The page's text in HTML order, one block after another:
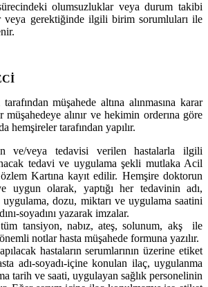
olumsuzluklar veya durum takibi
gerektiğinde ilgili birim sorumluları ile
müşahede altına alınmasına karar
müşahedeye alınır ve hekimin orderına göre
hemşireler tarafından yapılır.
ve/veya tedavisi verilen hastalarla ilgili
tedavi ve uygulama şekli mutlaka Acil
Kartına kayıt edilir. Hemşire doktorun
uygun olarak, yaptığı her tedavinin adı,
dozu, miktarı ve uygulama saatini
soyadını yazarak imzalar.
tansiyon, nabız, ateş, solunum, akş ile
notlar hasta müşahede formuna yazılır.
hastaların serumlarının üzerine etiket
adı-soyadı-içine konulan ilaç, uygulanma
tarih ve saati, uygulayan sağlık personelinin